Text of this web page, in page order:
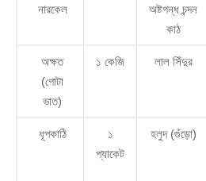
নারকেল
অষ্টগন্ধ চন্দন
কাঠ
অক্ষত
(গোটা
ভাত)
১ কেজি লাল সিঁদুর
ধূপকাঠি
১
প্যাকেট
হলুদ (গুঁড়ো)